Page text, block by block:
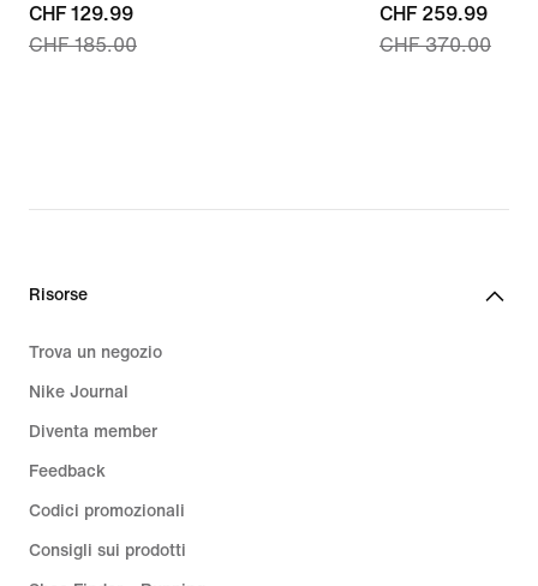
current
price
CHF
CHF 129.99
CHF 185.00
current
price
CHF
CHF 259.99
CHF 370.00
Risorse
Trova un negozio
Nike Journal
Diventa member
Feedback
Codici promozionali
Consigli sui prodotti